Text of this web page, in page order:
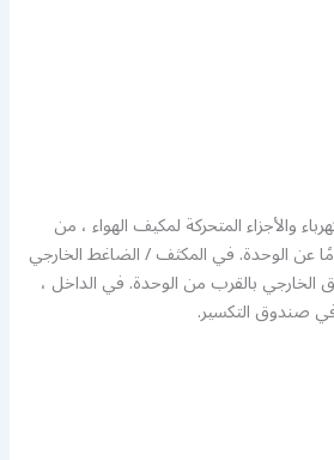
والأجزاء المتحركة لمكيف الهواء ، من
عن الوحدة. في المكثف / الضاغط الخارجي
بالقرب من الوحدة. في الداخل ،
صندوق التكسير.